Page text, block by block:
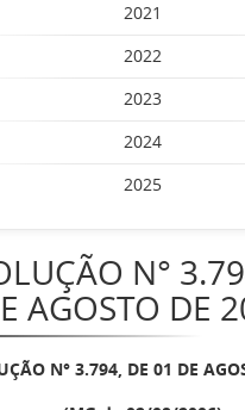
2021
2022
2023
2024
2025
N°
AGOSTO DE
N° 3.794, DE 01 DE